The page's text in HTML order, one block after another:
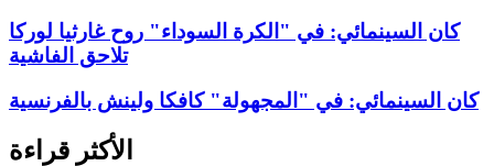
كان السينمائي: في "الكرة السوداء" روح غارثيا لوركا
تلاحق الفاشية
كان السينمائي: في "المجهولة" كافكا ولينش بالفرنسية
الأكثر قراءة